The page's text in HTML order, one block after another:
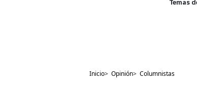
Inicio> Opinión> Columnistas